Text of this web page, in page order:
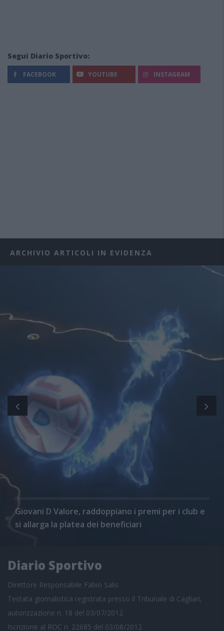
Segui Diario Sportivo:
FACEBOOK YOUTUBE INSTAGRAM
ARCHIVIO ARTICOLI IN EVIDENZA
Giovani D Valore, raddoppiano i premi per i club e
si allarga la platea dei beneficiari
Diario Sportivo
Direttore Responsabile Fabio Salis
Testata giornalistica registrata presso il Tribunale di Cagliari,
autorizzazione n. 18 del 03/07/2012
Iscrizione al ROC n. 22685 del 03/08/2012